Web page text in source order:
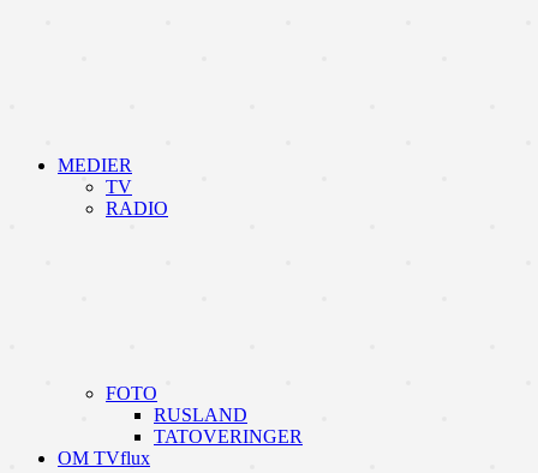
MEDIER
TV
RADIO
FOTO
RUSLAND
TATOVERINGER
OM TVflux